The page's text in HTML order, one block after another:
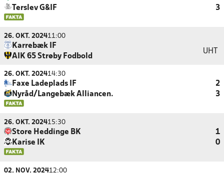
Terslev G&IF
3
26. OKT. 202411:00
Karrebæk IF
AIK 65 Strøby Fodbold
UHT
26. OKT. 202414:30
Faxe Ladeplads IF
2
Nyråd/Langebæk Alliancen.
3
26. OKT. 202415:30
Store Heddinge BK
1
Karise IK
0
02. NOV. 202412:00